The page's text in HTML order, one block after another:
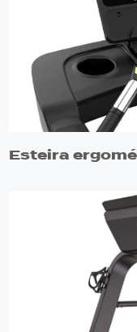
Esteira